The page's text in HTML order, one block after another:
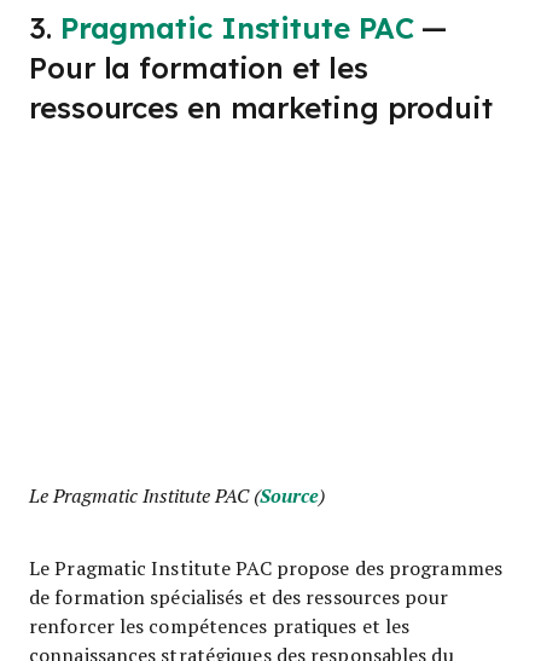
3. Pragmatic Institute PAC—
Pour la formation et les
ressources en marketing produit
Le Pragmatic Institute PAC (Source)
Le Pragmatic Institute PAC propose des programmes
de formation spécialisés et des ressources pour
renforcer les compétences pratiques et les
connaissances stratégiques des responsables du